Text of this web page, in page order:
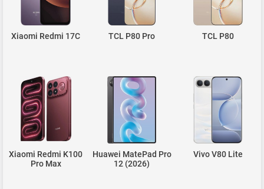
Xiaomi Redmi 17C TCL P80 Pro TCL P80
Xiaomi Redmi K100
Pro Max
Huawei MatePad Pro
12 (2026)
Vivo V80 Lite